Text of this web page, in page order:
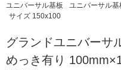
ユニバーサル基板 ユニバーサル基
サイズ 150x100
グランドユニバーサ
めっき有り